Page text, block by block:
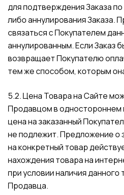
для подтверждения Заказа
либо аннулирования Заказа.
связаться с Покупателем
аннулированным. Если Заказ
возвращает Покупателю
тем же способом, которым
5.2. Цена Товара на Сайте
Продавцом в одностороннем
цена на заказанный
не подлежит. Предложение о
на конкретный товар
нахождения товара на
при условии наличия данного
Продавца.